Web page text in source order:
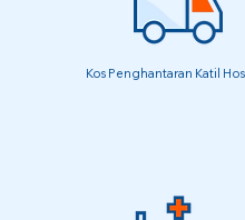
Kos Penghantaran Katil